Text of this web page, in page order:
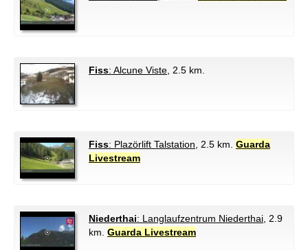
Fiss: Alcune Viste , 2.5 km.
Fiss: Plazörlift Talstation , 2.5 km. Guarda
Livestream
Niederthai: Langlaufzentrum Niederthai , 2.9
km. Guarda Livestream